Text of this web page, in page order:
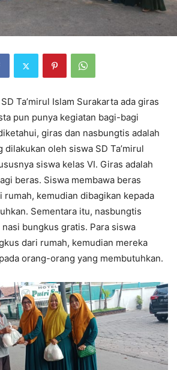
Ta’mirul Islam Surakarta ada giras
pun punya kegiatan bagi-bagi
giras dan nasbungtis adalah
dilakukan oleh siswa SD Ta’mirul
siswa kelas VI. Giras adalah
beras. Siswa membawa beras
rumah, kemudian dibagikan kepada
Sementara itu, nasbungtis
bungkus gratis. Para siswa
dari rumah, kemudian mereka
orang-orang yang membutuhkan.